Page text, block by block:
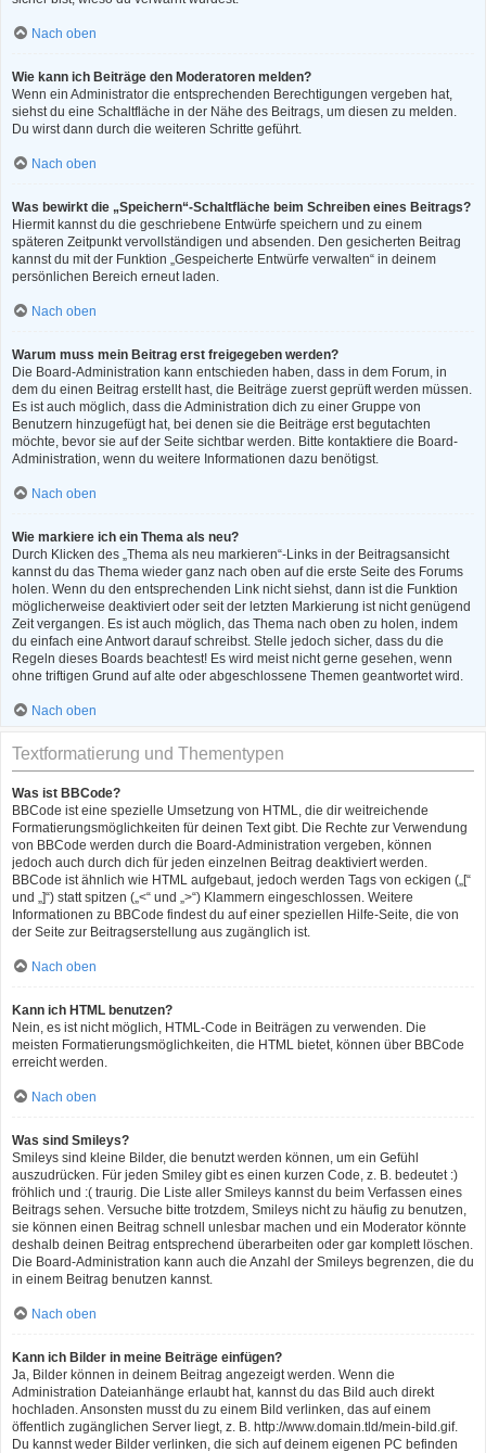
Nach oben
Wie kann ich Beiträge den Moderatoren melden?
Wenn ein Administrator die entsprechenden Berechtigungen vergeben hat,
siehst du eine Schaltfläche in der Nähe des Beitrags, um diesen zu melden.
Du wirst dann durch die weiteren Schritte geführt.
Nach oben
Was bewirkt die „Speichern“-Schaltfläche beim Schreiben eines Beitrags?
Hiermit kannst du die geschriebene Entwürfe speichern und zu einem
späteren Zeitpunkt vervollständigen und absenden. Den gesicherten Beitrag
kannst du mit der Funktion „Gespeicherte Entwürfe verwalten“ in deinem
persönlichen Bereich erneut laden.
Nach oben
Warum muss mein Beitrag erst freigegeben werden?
Die Board-Administration kann entschieden haben, dass in dem Forum, in
dem du einen Beitrag erstellt hast, die Beiträge zuerst geprüft werden müssen.
Es ist auch möglich, dass die Administration dich zu einer Gruppe von
Benutzern hinzugefügt hat, bei denen sie die Beiträge erst begutachten
möchte, bevor sie auf der Seite sichtbar werden. Bitte kontaktiere die Board-
Administration, wenn du weitere Informationen dazu benötigst.
Nach oben
Wie markiere ich ein Thema als neu?
Durch Klicken des „Thema als neu markieren“-Links in der Beitragsansicht
kannst du das Thema wieder ganz nach oben auf die erste Seite des Forums
holen. Wenn du den entsprechenden Link nicht siehst, dann ist die Funktion
möglicherweise deaktiviert oder seit der letzten Markierung ist nicht genügend
Zeit vergangen. Es ist auch möglich, das Thema nach oben zu holen, indem
du einfach eine Antwort darauf schreibst. Stelle jedoch sicher, dass du die
Regeln dieses Boards beachtest! Es wird meist nicht gerne gesehen, wenn
ohne triftigen Grund auf alte oder abgeschlossene Themen geantwortet wird.
Nach oben
Textformatierung und Thementypen
Was ist BBCode?
BBCode ist eine spezielle Umsetzung von HTML, die dir weitreichende
Formatierungsmöglichkeiten für deinen Text gibt. Die Rechte zur Verwendung
von BBCode werden durch die Board-Administration vergeben, können
jedoch auch durch dich für jeden einzelnen Beitrag deaktiviert werden.
BBCode ist ähnlich wie HTML aufgebaut, jedoch werden Tags von eckigen („[“
und „]“) statt spitzen („<“ und „>“) Klammern eingeschlossen. Weitere
Informationen zu BBCode findest du auf einer speziellen Hilfe-Seite, die von
der Seite zur Beitragserstellung aus zugänglich ist.
Nach oben
Kann ich HTML benutzen?
Nein, es ist nicht möglich, HTML-Code in Beiträgen zu verwenden. Die
meisten Formatierungsmöglichkeiten, die HTML bietet, können über BBCode
erreicht werden.
Nach oben
Was sind Smileys?
Smileys sind kleine Bilder, die benutzt werden können, um ein Gefühl
auszudrücken. Für jeden Smiley gibt es einen kurzen Code, z. B. bedeutet :)
fröhlich und :( traurig. Die Liste aller Smileys kannst du beim Verfassen eines
Beitrags sehen. Versuche bitte trotzdem, Smileys nicht zu häufig zu benutzen,
sie können einen Beitrag schnell unlesbar machen und ein Moderator könnte
deshalb deinen Beitrag entsprechend überarbeiten oder gar komplett löschen.
Die Board-Administration kann auch die Anzahl der Smileys begrenzen, die du
in einem Beitrag benutzen kannst.
Nach oben
Kann ich Bilder in meine Beiträge einfügen?
Ja, Bilder können in deinem Beitrag angezeigt werden. Wenn die
Administration Dateianhänge erlaubt hat, kannst du das Bild auch direkt
hochladen. Ansonsten musst du zu einem Bild verlinken, das auf einem
öffentlich zugänglichen Server liegt, z. B. http://www.domain.tld/mein-bild.gif.
Du kannst weder Bilder verlinken, die sich auf deinem eigenen PC befinden